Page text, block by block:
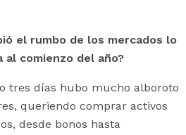
el rumbo de los mercados lo
al comienzo del año?
tres días hubo mucho alboroto
queriendo comprar activos
desde bonos hasta